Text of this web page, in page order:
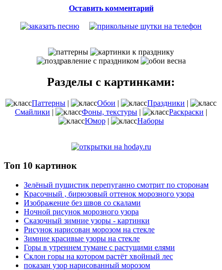
Оставить комментарий
Разделы с картинками:
Паттерны | Обои | Праздники |
Смайлики | Фоны, текстуры | Раскраски |
Юмор| Наборы
Топ 10 картинок
Зелёный пушистик перепуганно смотрит по сторонам
Красочный , бирюзовый оттенок морозного узора
Изображение без швов со скалами
Ночной рисунок морозного узора
Сказочный зимние узоры - картинки
Рисунок нарисован морозом на стекле
Зимние красивые узоры на стекле
Горы в утреннем тумане с растущими елями
Склон горы на котором растёт хвойный лес
показан узор нарисованный морозом